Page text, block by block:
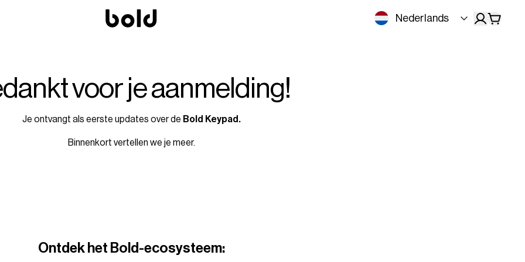
Nederlands
voor je aanmelding!
Je ontvangt als eerste updates over de Bold Keypad.
Binnenkort vertellen we je meer.
Ontdek het Bold-ecosysteem: